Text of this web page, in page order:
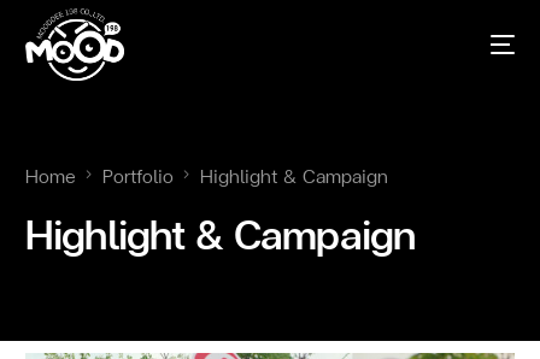
Home Portfolio Highlight & Campaign
Highlight & Campaign